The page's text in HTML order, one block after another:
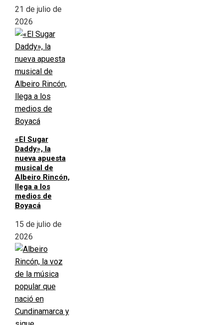
21 de julio de
2026
«El Sugar
Daddy», la
nueva apuesta
musical de
Albeiro Rincón,
llega a los
medios de
Boyacá
15 de julio de
2026